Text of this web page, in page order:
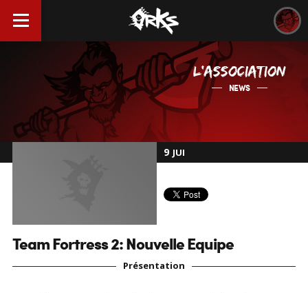
L'ASSOCIATION
NEWS
9 JUI
Team Fortress 2: Nouvelle Equipe
Présentation